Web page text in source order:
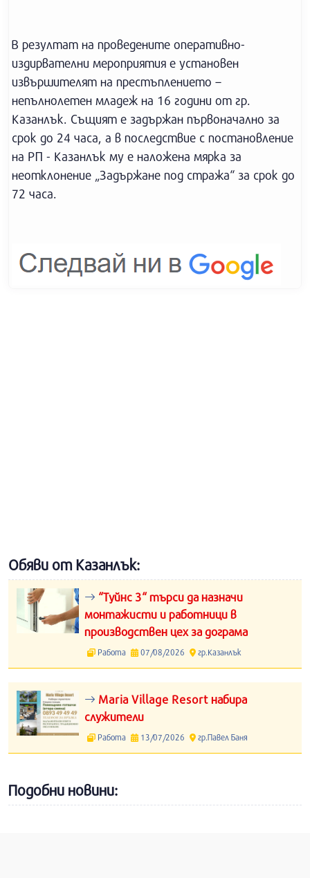
В резултат на проведените оперативно-
издирвателни мероприятия е установен
извършителят на престъплението –
непълнолетен младеж на 16 години от гр.
Казанлък. Същият е задържан първоначално за
срок до 24 часа, а в последствие с постановление
на РП - Казанлък му е наложена мярка за
неотклонение „Задържане под стража“ за срок до
72 часа.
Обяви от Казанлък:
“Туйнс 3“ търси да назначи
монтажисти и работници в
производствен цех за дограма
Работа 07/08/2026 гр.Казанлък
Maria Village Resort набира
служители
Работа 13/07/2026 гр.Павел Баня
Подобни новини: